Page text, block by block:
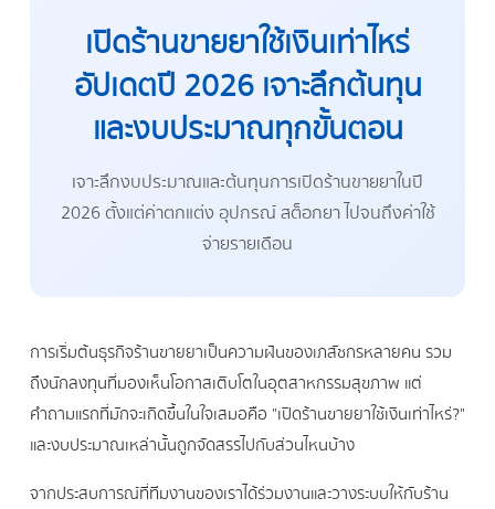
เปิดร้านขายยาใช้เงินเท่าไหร่
อัปเดตปี 2026 เจาะลึกต้นทุน
และงบประมาณทุกขั้นตอน
เจาะลึกงบประมาณและต้นทุนการเปิดร้านขายยาในปี
2026 ตั้งแต่ค่าตกแต่ง อุปกรณ์ สต็อกยา ไปจนถึงค่าใช้
จ่ายรายเดือน
การเริ่มต้นธุรกิจร้านขายยาเป็นความฝันของเภสัชกรหลายคน รวม
ถึงนักลงทุนที่มองเห็นโอกาสเติบโตในอุตสาหกรรมสุขภาพ แต่
คำถามแรกที่มักจะเกิดขึ้นในใจเสมอคือ "เปิดร้านขายยาใช้เงินเท่าไหร่?"
และงบประมาณเหล่านั้นถูกจัดสรรไปกับส่วนไหนบ้าง
จากประสบการณ์ที่ทีมงานของเราได้ร่วมงานและวางระบบให้กับร้าน